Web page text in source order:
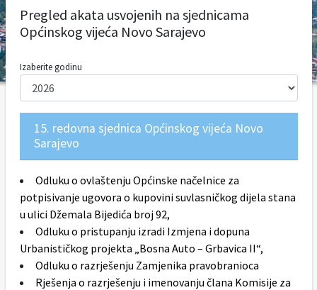
Pregled akata usvojenih na sjednicama
Općinskog vijeća Novo Sarajevo
Izaberite godinu
15. redovna sjednica Općinskog vijeća Novo
Sarajevo
Odluku o ovlaštenju Općinske načelnice za
potpisivanje ugovora o kupovini suvlasničkog dijela stana
u ulici Džemala Bijedića broj 92,
Odluku o pristupanju izradi Izmjena i dopuna
Urbanističkog projekta „Bosna Auto – Grbavica II“,
Odluku o razrješenju Zamjenika pravobranioca
Rješenja o razrješenju i imenovanju člana Komisije za